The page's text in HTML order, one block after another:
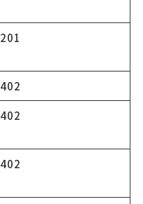
201
402
402
402